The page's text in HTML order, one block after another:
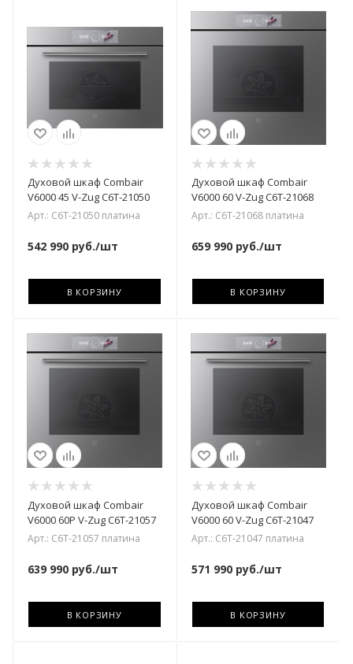
Духовой шкаф Combair
V6000 45 V-Zug C6T-21050
Арт.: C6T-21050 платина
542 990 руб./шт
В КОРЗИНУ
Духовой шкаф Combair
V6000 60 V-Zug C6T-21068
Арт.: C6T-21068 платина
659 990руб./шт
В КОРЗИНУ
Духовой шкаф Combair
V6000 60P V-Zug C6T-21057
Арт.: C6T-21057 платина
639 990 руб./шт
В КОРЗИНУ
Духовой шкаф Combair
V6000 60 V-Zug C6T-21047
Арт.: C6T-21047 платина
571 990руб./шт
В КОРЗИНУ